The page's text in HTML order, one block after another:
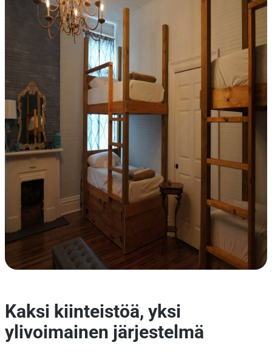
Kaksi kiinteistöä, yksi
ylivoimainen järjestelmä